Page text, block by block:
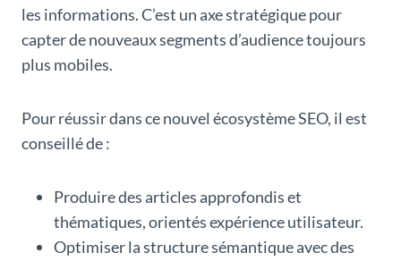
les informations. C’est un axe stratégique pour
capter de nouveaux segments d’audience toujours
plus mobiles.
Pour réussir dans ce nouvel écosystème SEO, il est
conseillé de :
Produire des articles approfondis et
thématiques, orientés expérience utilisateur.
Optimiser la structure sémantique avec des